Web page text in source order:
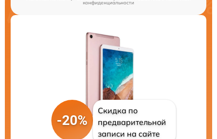
конфиденциальности
-20%
Скидка по
предварительной
записи на сайте